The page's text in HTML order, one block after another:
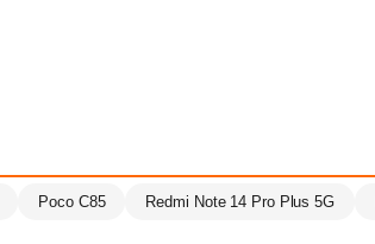
Poco C85 Redmi Note 14 Pro Plus 5G